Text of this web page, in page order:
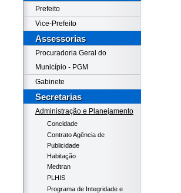
Prefeito
Vice-Prefeito
Assessorias
Procuradoria Geral do
Município - PGM
Gabinete
Secretarias
Administração e Planejamento
Concidade
Contrato Agência de
Publicidade
Habitação
Medtran
PLHIS
Programa de Integridade e